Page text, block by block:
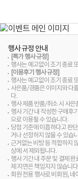
행사 규정 안내
[특가 행사 규정]
행사는 예고없이 조기 종료
[이용후기 행사 규정]
행사는 예고없이 조기 종료
사은품/경품은 이미지와 다
다.
행사 제품 반품/취소 시 사
행사 기간 내 작성한 구매후
으로 이용될 수 있습니다.
당첨 기준에 미흡하다고 판
거나 선정하지 않을 수 있습
근거없는 비방 등 적합하지
상에 서 제외됩니다.
행사 기간 내 주문 및 결제
제 지연은 책임지지 않습니
회원 전용 행사로 비회원,